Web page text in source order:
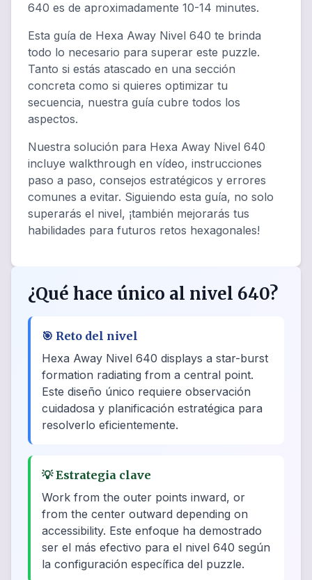
640 es de aproximadamente 10-14 minutes.
Esta guía de Hexa Away Nivel 640 te brinda
todo lo necesario para superar este puzzle.
Tanto si estás atascado en una sección
concreta como si quieres optimizar tu
secuencia, nuestra guía cubre todos los
aspectos.
Nuestra solución para Hexa Away Nivel 640
incluye walkthrough en vídeo, instrucciones
paso a paso, consejos estratégicos y errores
comunes a evitar. Siguiendo esta guía, no solo
superarás el nivel, ¡también mejorarás tus
habilidades para futuros retos hexagonales!
¿Qué hace único al nivel 640?
🎯 Reto del nivel
Hexa Away Nivel 640 displays a star-burst
formation radiating from a central point.
Este diseño único requiere observación
cuidadosa y planificación estratégica para
resolverlo eficientemente.
💡Estrategia clave
Work from the outer points inward, or
from the center outward depending on
accessibility. Este enfoque ha demostrado
ser el más efectivo para el nivel 640 según
la configuración específica del puzzle.